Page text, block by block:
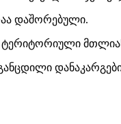
დაშორებული.
ტერიტორიული